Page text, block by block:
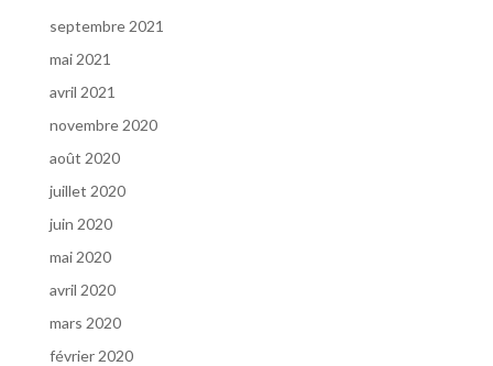
septembre 2021
mai 2021
avril 2021
novembre 2020
août 2020
juillet 2020
juin 2020
mai 2020
avril 2020
mars 2020
février 2020